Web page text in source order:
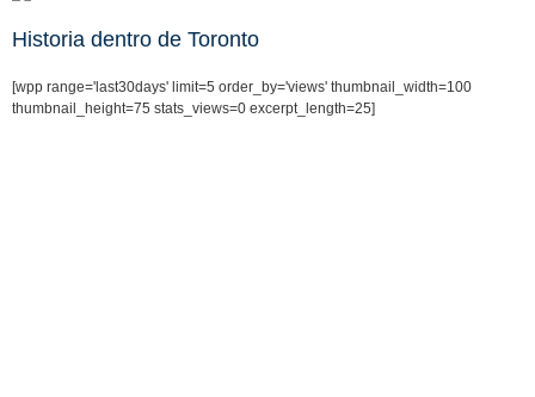
Historia dentro de Toronto
[wpp range='last30days' limit=5 order_by='views' thumbnail_width=100
thumbnail_height=75 stats_views=0 excerpt_length=25]